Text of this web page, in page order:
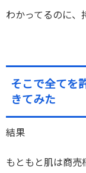
わかってるのに、
そこで全てを
きてみた
結果
もともと肌は商売